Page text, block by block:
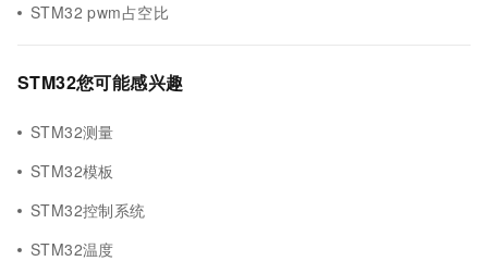
STM32 pwm占空比
STM32您可能感兴趣
STM32测量
STM32模板
STM32控制系统
STM32温度